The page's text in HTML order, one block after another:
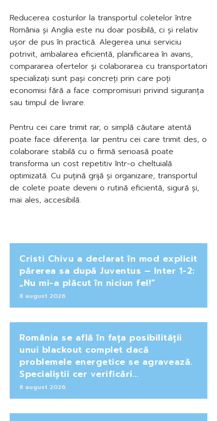
Reducerea costurilor la transportul coletelor între
România și Anglia este nu doar posibilă, ci și relativ
ușor de pus în practică. Alegerea unui serviciu
potrivit, ambalarea eficientă, planificarea în avans,
compararea ofertelor și colaborarea cu transportatori
specializați sunt pași concreți prin care poți
economisi fără a face compromisuri privind siguranța
sau timpul de livrare.
Pentru cei care trimit rar, o simplă căutare atentă
poate face diferența. Iar pentru cei care trimit des, o
colaborare stabilă cu o firmă serioasă poate
transforma un cost repetitiv într-o cheltuială
optimizată. Cu puțină grijă și organizare, transportul
de colete poate deveni o rutină eficientă, sigură și,
mai ales, accesibilă.
Cristi Chivu a declarat în mod explicit
părerea sa după Juventus – Inter 1-2:
„Nu mi-a plăcut în niciun fel!”
8 august 2026
România se află în fața posibilității
unui blackout complet dacă
problemele energetice se agravează.
Specialiștii cer verificări…
8 august 2026